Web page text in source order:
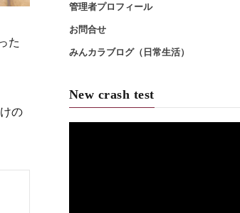
た
の
管理者プロフィール
お問合せ
みんカラブログ（日常生活）
New crash test
動